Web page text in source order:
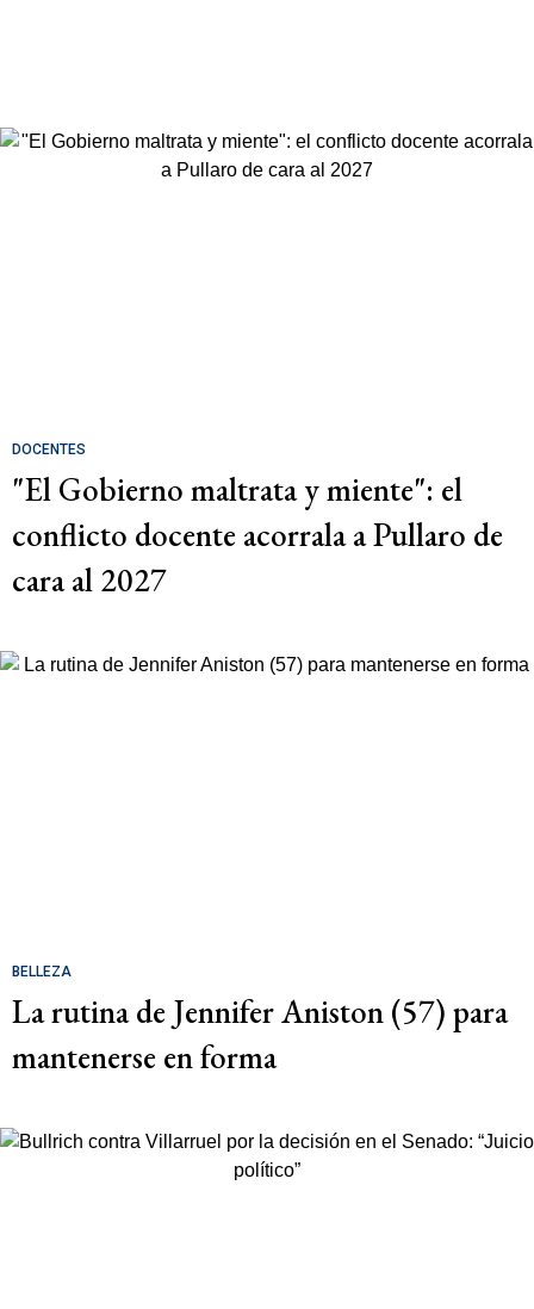
DOCENTES
"El Gobierno maltrata y miente": el
conflicto docente acorrala a Pullaro de
cara al 2027
BELLEZA
La rutina de Jennifer Aniston (57) para
mantenerse en forma